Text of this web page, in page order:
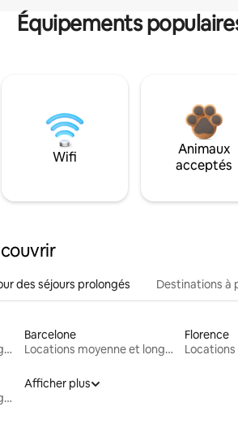
Équipements
Wifi
Animaux
acceptés
des séjours prolongés Destinations à
Locations moyenne et longue durée
Barcelone
Locations moyenne et longue durée
Florence
Locations moyenne et longue durée
Afficher plus